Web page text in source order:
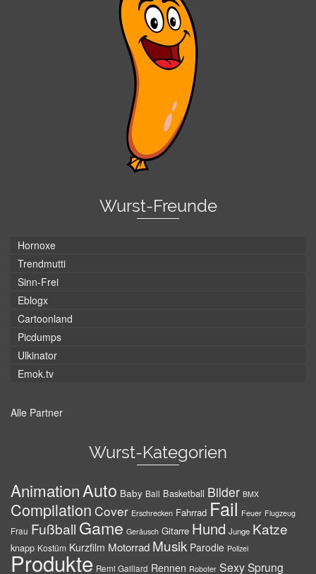
Wurst-Freunde
Hornoxe
Trendmutti
Sinn-Frei
Eblogx
Cartoonland
Picdumps
Ulkinator
Emok.tv
Alle Partner
Wurst-Kategorien
AnimationAuto Baby Ball Basketball Bilder BMX
Compilation Cover Erschrecken Fahrrad Fail Feuer Flugzeug
Frau Fußball Game Geräusch Gitarre Hund Junge Katze
knapp Kostüm Kurzfilm Motorrad Musik Parodie Polizei
Produkte Remi Gaillard Rennen Roboter SexySprung